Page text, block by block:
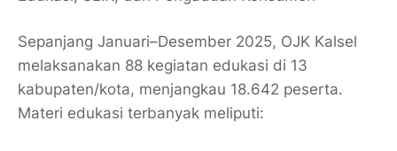
Sepanjang Januari–Desember 2025, OJK Kalsel
melaksanakan 88 kegiatan edukasi di 13
kabupaten/kota, menjangkau 18.642 peserta.
Materi edukasi terbanyak meliputi: